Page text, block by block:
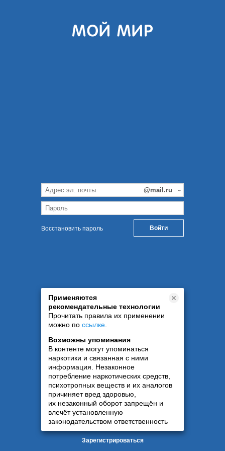
Восстановить пароль
Применяются
рекомендательные технологии
Прочитать правила их применении
можно по ссылке
Возможны упоминания
В контенте могут упоминаться
наркотики и связанная с ними
информация. Незаконное
потребление наркотических средств,
психотропных веществ и их аналогов
причиняет вред здоровью,
их незаконный оборот запрещён и
влечёт установленную
законодательством ответственность
Зарегистрироваться